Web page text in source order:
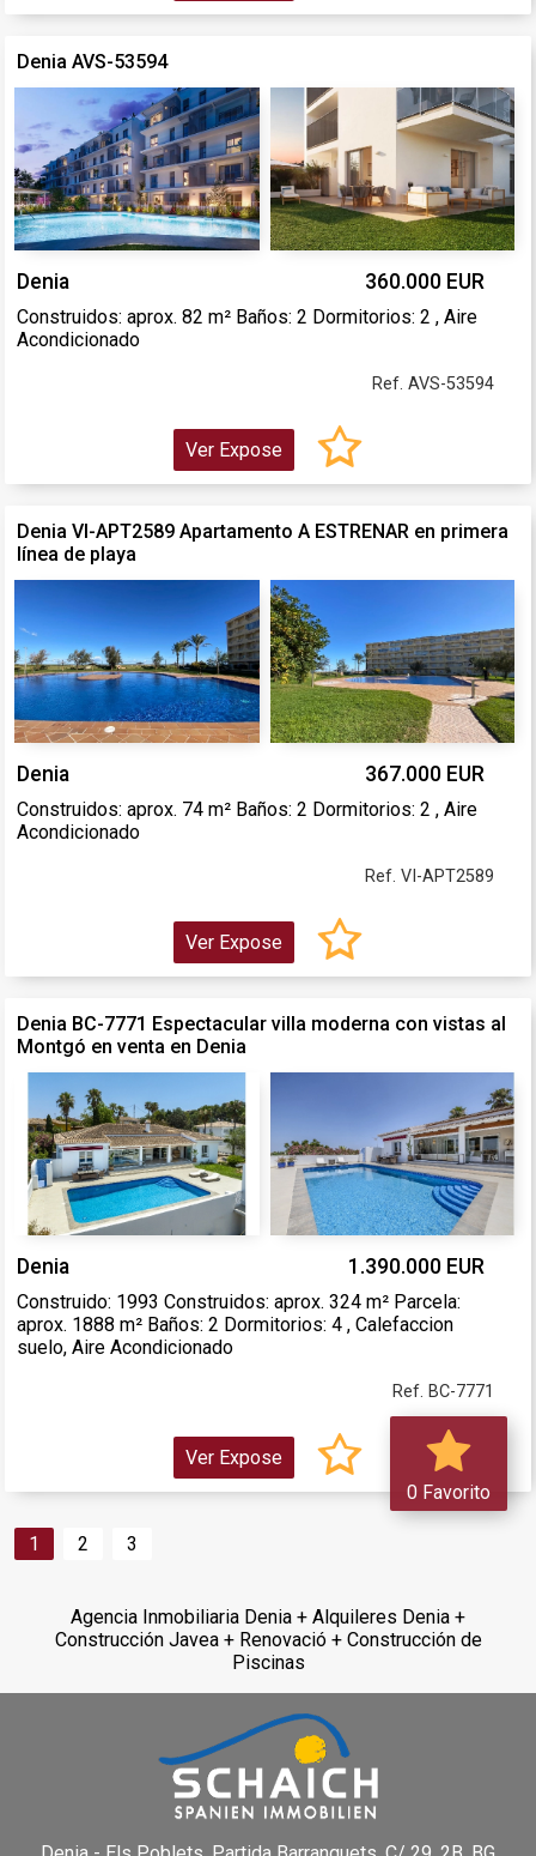
Denia AVS-53594
Denia 360.000 EUR
Construidos: aprox. 82 m² Baños: 2 Dormitorios: 2 , Aire
Acondicionado
Ref. AVS-53594
Ver Expose
Denia VI-APT2589 Apartamento A ESTRENAR en primera
línea de playa
Denia 367.000 EUR
Construidos: aprox. 74 m² Baños: 2 Dormitorios: 2 , Aire
Acondicionado
Ref. VI-APT2589
Ver Expose
Denia BC-7771 Espectacular villa moderna con vistas al
Montgó en venta en Denia
Denia 1.390.000 EUR
Construido: 1993 Construidos: aprox. 324 m² Parcela:
aprox. 1888 m² Baños: 2 Dormitorios: 4 , Calefaccion
suelo, Aire Acondicionado
Ref. BC-7771
Ver Expose
1 2 3
Agencia Inmobiliaria Denia + Alquileres Denia +
Construcción Javea + Renovació + Construcción de
Piscinas
0 Favorito